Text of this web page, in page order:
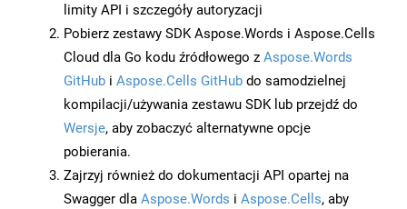
limity API i szczegóły autoryzacji
Pobierz zestawy SDK Aspose.Words i Aspose.Cells
Cloud dla Go kodu źródłowego z Aspose.Words
GitHub i Aspose.Cells GitHub do samodzielnej
kompilacji/używania zestawu SDK lub przejdź do
Wersje, aby zobaczyć alternatywne opcje
pobierania.
Zajrzyj również do dokumentacji API opartej na
Swagger dla Aspose.Words i Aspose.Cells, aby